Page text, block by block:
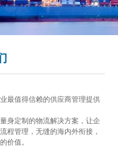
最值得信赖的供应商管理提供
身定制的物流解决方案，让企
程管理，无缝的海内外衔接，
价值。